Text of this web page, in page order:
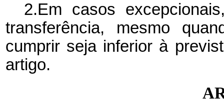
2.Em casos
transferência, mesmo
cumprir seja inferior à
artigo.